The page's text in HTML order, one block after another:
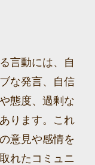
言動には、自
な発言、自信
態度、過剰な
ります。これ
意見や感情を
れたコミュニ